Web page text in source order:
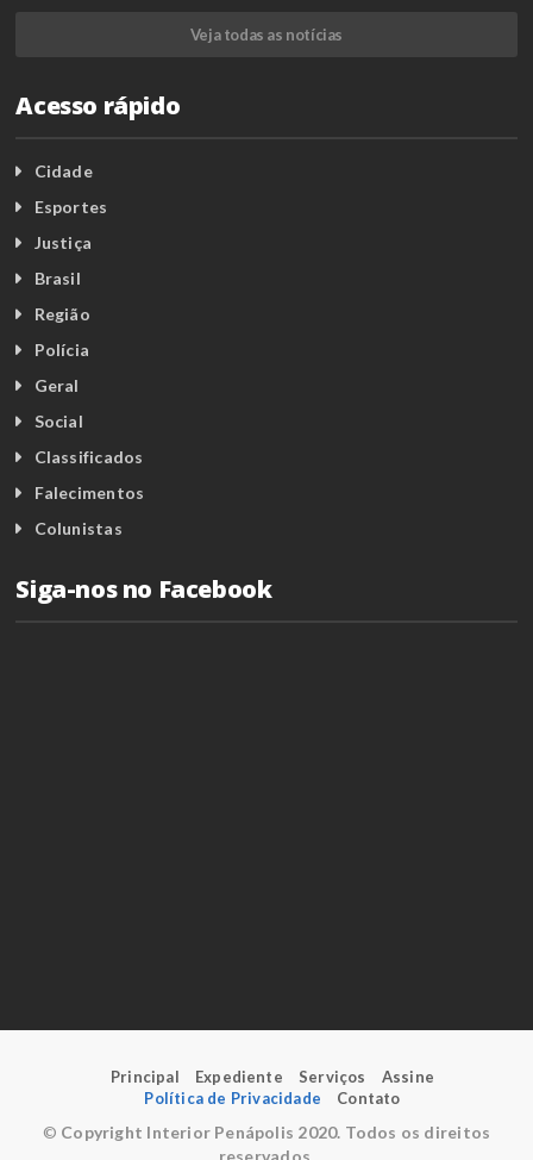
Veja todas as notícias
Acesso rápido
Cidade
Esportes
Justiça
Brasil
Região
Polícia
Geral
Social
Classificados
Falecimentos
Colunistas
Siga-nos no Facebook
Principal Expediente Serviços
Assine
Política de Privacidade
Contato
© Copyright Interior Penápolis 2020. Todos os direitos
reservados.